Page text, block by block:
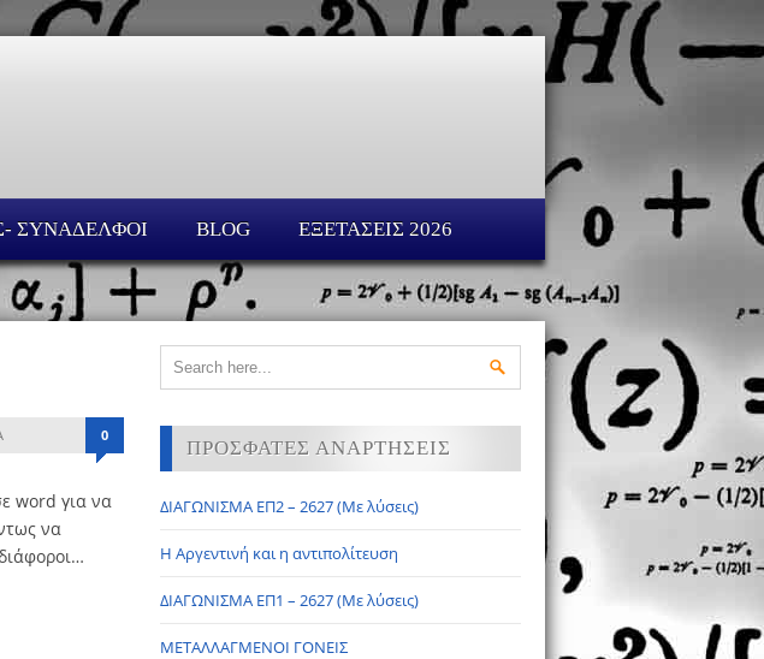
ΣΥΝΑΔΕΛΦΟΙ BLOG ΕΞΕΤΑΣΕΙΣ 2026
0
word για να
να
ΠΡΟΣΦΑΤΕΣ ΑΝΑΡΤΗΣΕΙΣ
ΔΙΑΓΩΝΙΣΜΑ ΕΠ2 – 2627 (Με λύσεις)
Η Αργεντινή και η αντιπολίτευση
ΔΙΑΓΩΝΙΣΜΑ ΕΠ1 – 2627 (Με λύσεις)
ΜΕΤΑΛΛΑΓΜΕΝΟΙ ΓΟΝΕΙΣ